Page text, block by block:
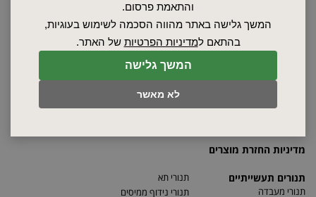
המשך גלישה
לא מאשר
והתאמת פרסום.
המשך גלישה באתר מהווה הסכמה לשימוש בעוגיות,
בהתאם למדיניות הפרטיות של האתר.
מדיניות החזרת מוצרים
תנורים תעשייתיים
תנורי מעבדה
תנורי תא
תנורי נידוף ממיסים